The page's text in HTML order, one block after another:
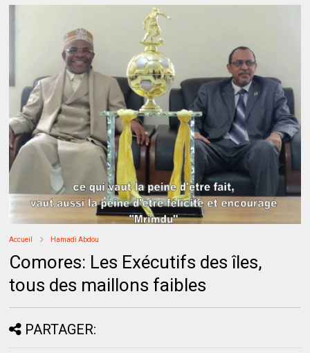
Accueil Hamadi Abdou
Comores: Les Exécutifs des îles,
tous des maillons faibles
PARTAGER: